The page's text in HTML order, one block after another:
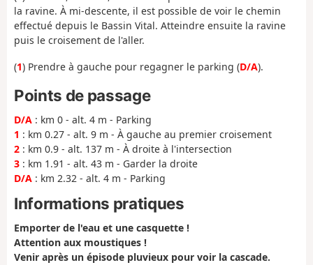
la ravine. À mi-descente, il est possible de voir le chemin
effectué depuis le Bassin Vital. Atteindre ensuite la ravine
puis le croisement de l'aller.
(1) Prendre à gauche pour regagner le parking (D/A).
Points de passage
D/A : km 0 - alt. 4 m - Parking
1 : km 0.27 - alt. 9 m - À gauche au premier croisement
2 : km 0.9 - alt. 137 m - À droite à l'intersection
3 : km 1.91 - alt. 43 m - Garder la droite
D/A : km 2.32 - alt. 4 m - Parking
Informations pratiques
Emporter de l'eau et une casquette !
Attention aux moustiques !
Venir après un épisode pluvieux pour voir la cascade.